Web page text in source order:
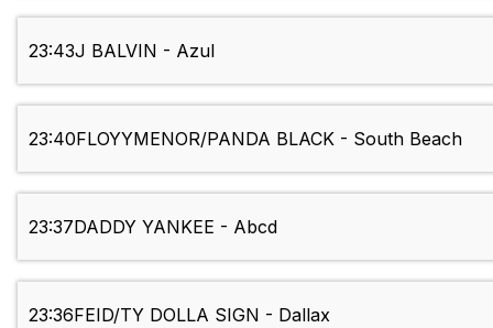
23:43J BALVIN - Azul
23:40FLOYYMENOR/PANDA BLACK - South Beach
23:37DADDY YANKEE - Abcd
23:36FEID/TY DOLLA SIGN - Dallax